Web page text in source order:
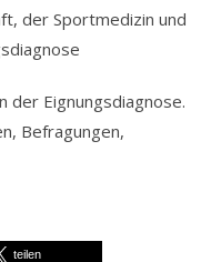
der Sportmedizin und
der Eignungsdiagnose.
Befragungen,
teilen